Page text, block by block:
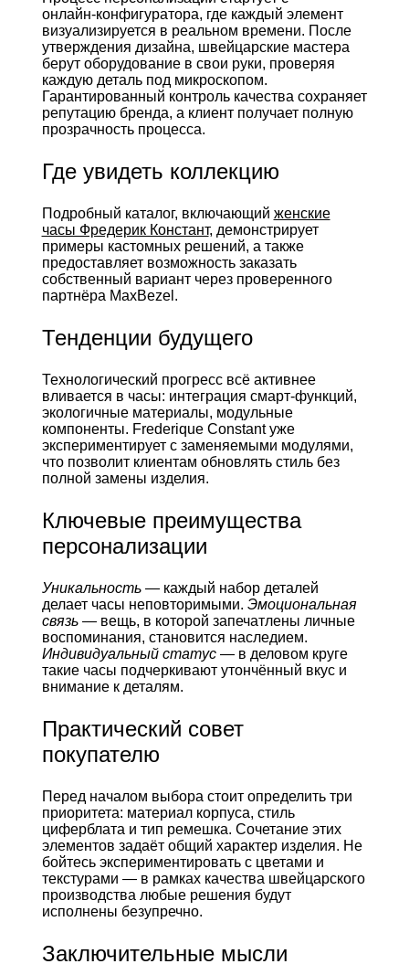
онлайн‑конфигуратора, где каждый элемент
визуализируется в реальном времени. После
утверждения дизайна, швейцарские мастера
берут оборудование в свои руки, проверяя
каждую деталь под микроскопом.
Гарантированный контроль качества сохраняет
репутацию бренда, а клиент получает полную
прозрачность процесса.
Где увидеть коллекцию
Подробный каталог, включающий женские
часы Фредерик Констант, демонстрирует
примеры кастомных решений, а также
предоставляет возможность заказать
собственный вариант через проверенного
партнёра MaxBezel.
Тенденции будущего
Технологический прогресс всё активнее
вливается в часы: интеграция смарт‑функций,
экологичные материалы, модульные
компоненты. Frederique Constant уже
экспериментирует с заменяемыми модулями,
что позволит клиентам обновлять стиль без
полной замены изделия.
Ключевые преимущества
персонализации
Уникальность— каждый набор деталей
делает часы неповторимыми. Эмоциональная
связь— вещь, в которой запечатлены личные
воспоминания, становится наследием.
Индивидуальный статус— в деловом круге
такие часы подчеркивают утончённый вкус и
внимание к деталям.
Практический совет
покупателю
Перед началом выбора стоит определить три
приоритета: материал корпуса, стиль
циферблата и тип ремешка. Сочетание этих
элементов задаёт общий характер изделия. Не
бойтесь экспериментировать с цветами и
текстурами — в рамках качества швейцарского
производства любые решения будут
исполнены безупречно.
Заключительные мысли